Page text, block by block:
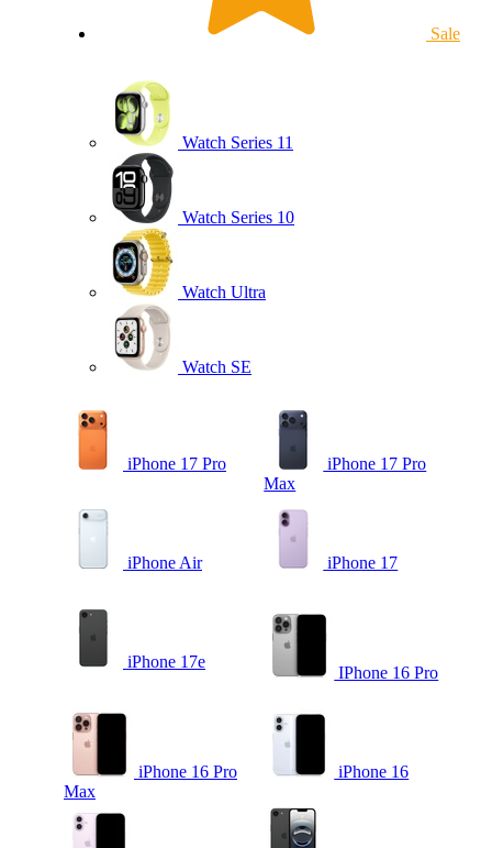
Sale
Watch Series 11
Watch Series 10
Watch Ultra
Watch SE
iPhone 17 Pro
iPhone 17 Pro
Max
iPhone Air iPhone 17
iPhone 17e
IPhone 16 Pro
iPhone 16 Pro
Max
iPhone 16